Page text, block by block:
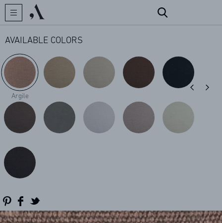
CREATOR
COLLECTIONS
AVAILABLE COLORS
Argile